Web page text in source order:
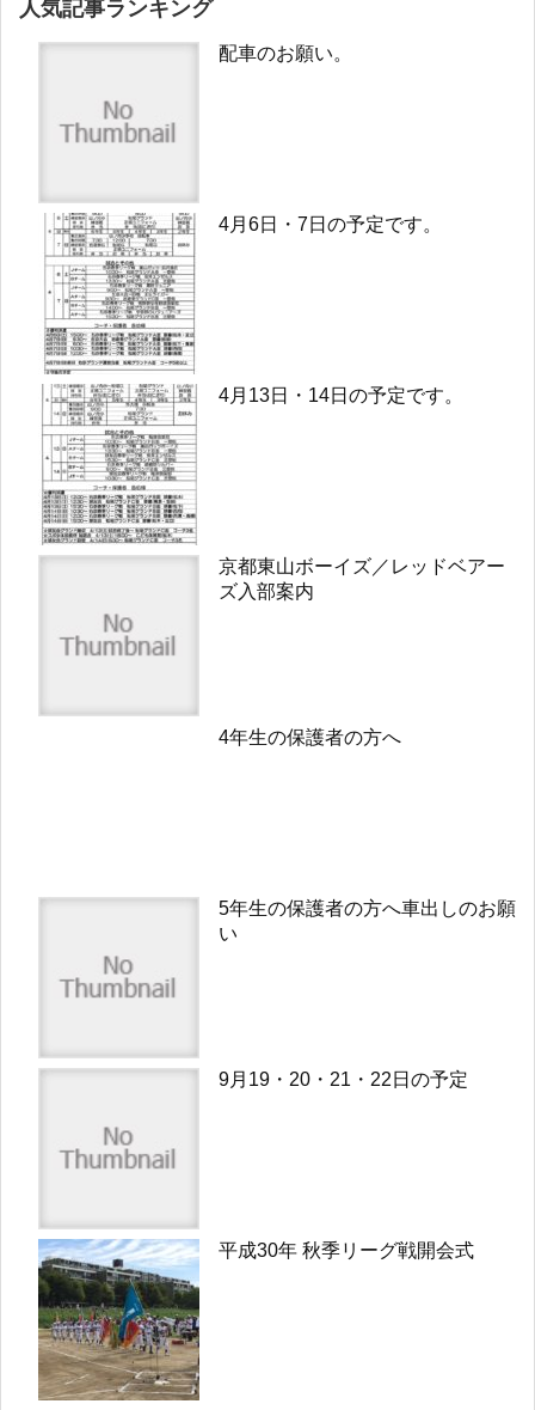
人気記事ランキング
配車のお願い。
4月6日・7日の予定です。
4月13日・14日の予定です。
京都東山ボーイズ／レッドベアー
ズ入部案内
4年生の保護者の方へ
5年生の保護者の方へ車出しのお願
い
9月19・20・21・22日の予定
平成30年 秋季リーグ戦開会式